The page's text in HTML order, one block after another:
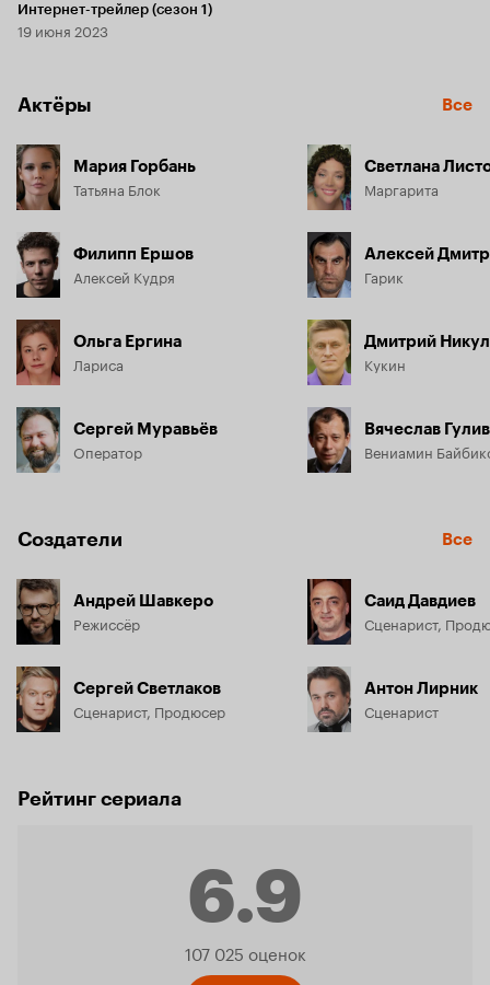
Интернет-трейлер (сезон 1)
19 июня 2023
Актёры Все
Мария Горбань
Татьяна Блок
Филипп Ершов
Алексей Кудря
Ольга Ергина
Лариса
Сергей Муравьёв
Оператор
Светлана
Маргарита
Алексей
Гарик
Дмитрий
Кукин
Вячеслав
Вениамин
Создатели Все
Андрей Шавкеро
Режиссёр
Сергей Светлаков
Сценарист, Продюсер
Саид Давдиев
Сценарист,
Антон Лирник
Сценарист
Рейтинг сериала
6.9
Рейтинг
107 025 оценок